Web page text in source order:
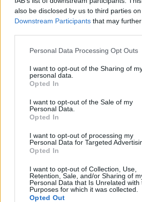
also be disclosed by us to third parties
Downstream Participants that may
Please note that this website/app uses
not limited to your visit or usage
grant or deny consent to Google and its
use your data for below specified
consent section.
Personal Data Processing Opt Outs
I want to opt-out of the Sharing of
personal data.
Opted In
I want to opt-out of the Sale of my
Personal Data.
Opted In
I want to opt-out of processing my
Personal Data for Targeted
Opted In
I want to opt-out of Collection, Use,
Retention, Sale, and/or Sharing of
Personal Data that Is Unrelated with
Purposes for which it was collected.
Opted Out